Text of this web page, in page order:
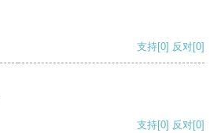
支持[0] 反对[0]
支持[0] 反对[0]